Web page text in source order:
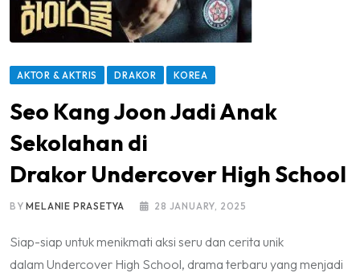
AKTOR & AKTRIS DRAKOR KOREA
Seo Kang Joon Jadi Anak
Sekolahan di
Drakor Undercover High School
BYMELANIE PRASETYA 28 JANUARY, 2025
Siap-siap untuk menikmati aksi seru dan cerita unik
dalam Undercover High School, drama terbaru yang menjadi